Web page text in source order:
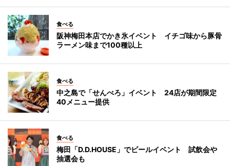
食べる
阪神梅田本店でかき氷イベント イチゴ味から豚骨
ラーメン味まで100種以上
食べる
中之島で「せんべろ」イベント 24店が期間限定
40メニュー提供
食べる
梅田「D.D.HOUSE」でビールイベント 試飲会や
抽選会も